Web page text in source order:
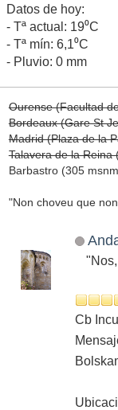
Datos de hoy:
- Tª actual: 19⁰C
- Tª mín: 6,1⁰C
- Pluvio: 0 mm
Ourense (Facultad
Bordeaux (Gare St
Madrid (Plaza de la
Talavera de la Reina
Barbastro (305
"Non choveu que
Cb